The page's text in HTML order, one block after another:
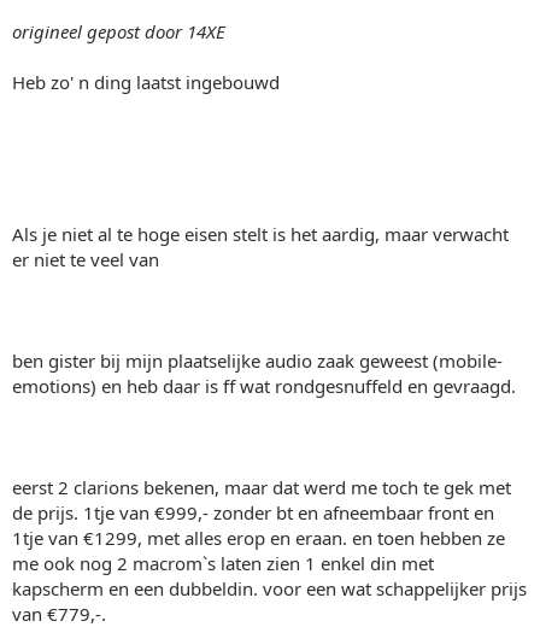
origineel gepost door 14XE
Heb zo' n ding laatst ingebouwd
Als je niet al te hoge eisen stelt is het aardig, maar verwacht
er niet te veel van
ben gister bij mijn plaatselijke audio zaak geweest (mobile-
emotions) en heb daar is ff wat rondgesnuffeld en gevraagd.
eerst 2 clarions bekenen, maar dat werd me toch te gek met
de prijs. 1tje van €999,- zonder bt en afneembaar front en
1tje van €1299, met alles erop en eraan. en toen hebben ze
me ook nog 2 macrom`s laten zien 1 enkel din met
kapscherm en een dubbeldin. voor een wat schappelijker prijs
van €779,-.